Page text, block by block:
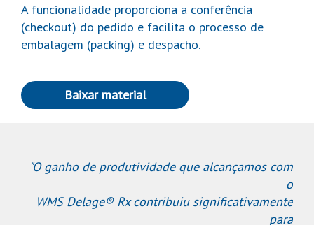
A funcionalidade proporciona a conferência
(checkout) do pedido e facilita o processo de
embalagem (packing) e despacho.
Baixar material
"O ganho de produtividade que alcançamos com
o
WMS Delage® Rx contribuiu significativamente
para